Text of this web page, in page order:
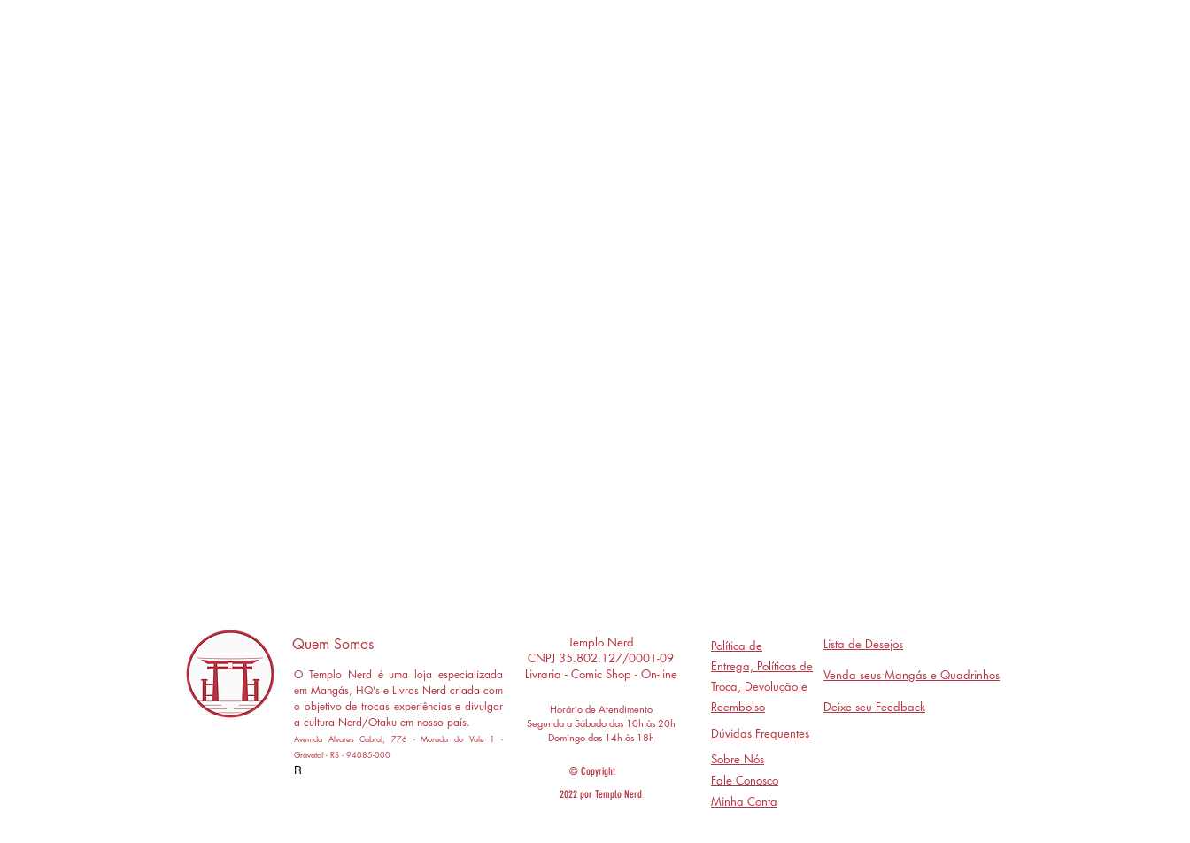
Quem Somos
O Templo Nerd é uma loja especializada
em Mangás, HQ's e Livros Nerd criada com
o objetivo de trocas experiências e divulgar
a cultura Nerd/Otaku em nosso país.
Avenida Alvares Cabral, 776 - Morada do Vale 1 -
Gravataí - RS - 94085-000
R
Templo Nerd
CNPJ 35.802.127/0001-09
Livraria - Comic Shop - On-line
Horário de Atendimento
Segunda a Sábado das 10h às 20h
Domingo das 14h às 18h
2022 por Templo Nerd
© Copyright
Política de
Entrega, Políticas de
Troca, Devolução e
Reembolso
Lista de Desejos
Venda seus Mangás e Quadrinhos
Deixe seu Feedback
Dúvidas Frequentes
Sobre Nós
Fale Conosco
Minha Conta